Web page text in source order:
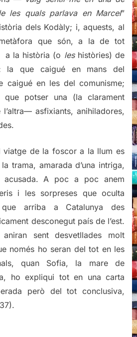
les quals parlava en Marcel”
dels Kodàly; i, aquests, al
que són, a la de tot
a la història (o les històries) de
la que caigué en mans del
caigué en les del comunisme;
potser una (la clarament
asfixiants, anihiladores,
viatge de la foscor a la llum es
trama, amarada d’una intriga,
A poc a poc anem
i les sorpreses que oculta
que arriba a Catalunya des
desconegut país de l’est.
sent desvetllades molt
només ho seran del tot en les
quan Sofia, la mare de
ho expliqui tot en una carta
però del tot conclusiva,